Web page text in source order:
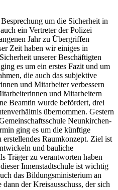
um die Sicherheit in
ein Vertreter der Polizei
Jahr zu Übergriffen
Zeit haben wir einiges in
unserer Beschäftigten
es um ein erstes Fazit und um
die auch das subjektive
und Mitarbeiter verbessern
und Mitarbeitern
Beamtin wurde befördert, drei
übernommen. Gestern
Neunkirchen-
ging es um die künftige
Raumkonzept. Ziel ist
und bauliche
Träger zu verantworten haben –
Innenstadtschule ist wichtig
das Bildungsministerium an
der Kreisausschuss, der sich